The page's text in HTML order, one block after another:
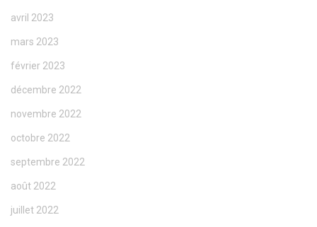
avril 2023
mars 2023
février 2023
décembre 2022
novembre 2022
octobre 2022
septembre 2022
août 2022
juillet 2022